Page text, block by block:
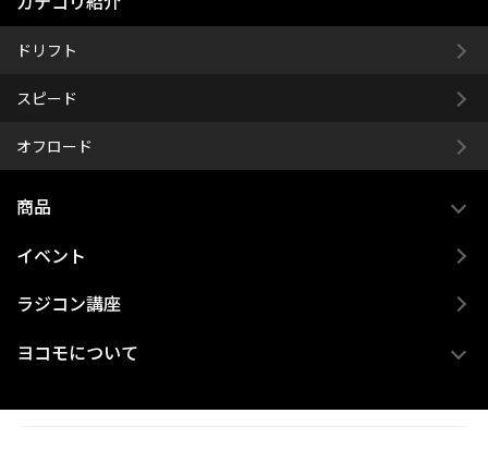
ドリフト
スピード
オフロード
商品
イベント
ラジコン講座
ヨコモについて